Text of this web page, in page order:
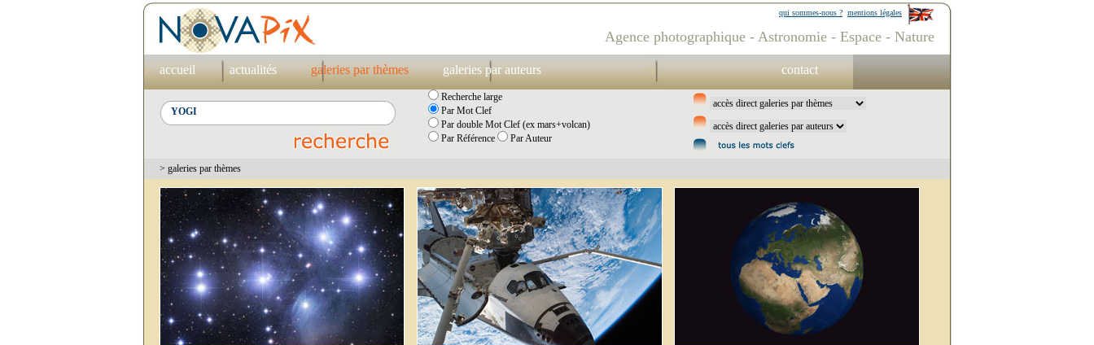
mentions légales
qui sommes-nous ?
Agence photographique - Astronomie - Espace - Nature
accueil actualités galeries par thèmes galeries par auteurs contact
Recherche large
Par Mot Clef
Par double Mot Clef (ex mars+volcan)
Par Référence
Par Auteur
> galeries par thèmes